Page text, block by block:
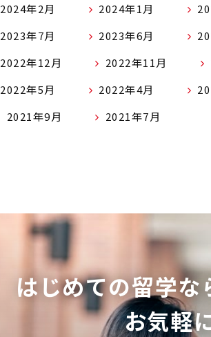
2024年2月 2024年1月
2023年7月 2023年6月
2022年12月 2022年11月
2022年5月 2022年4月
2021年9月 2021年7月
はじめての留学な
お気軽